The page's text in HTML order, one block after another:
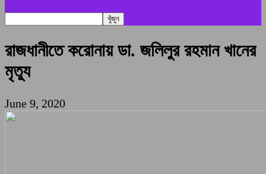
রাজধানীতে করোনায় ডা. জলিলুর রহমান খানের
মৃত্যু
June 9, 2020